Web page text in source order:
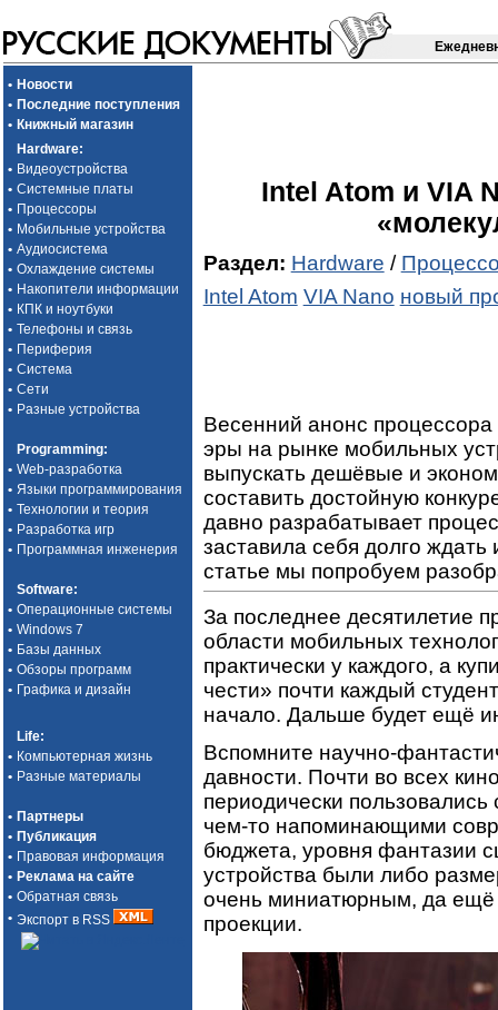
• Новости
• Последние поступления
• Книжный магазин
Hardware:
• Видеоустройства
• Системные платы
• Процессоры
• Мобильные устройства
• Аудиосистема
• Охлаждение системы
• Накопители информации
• КПК и ноутбуки
• Телефоны и связь
• Периферия
• Система
• Сети
• Разные устройства
Programming:
• Web-разработка
• Языки программирования
• Технологии и теория
• Разработка игр
• Программная инженерия
Software:
• Операционные системы
• Windows 7
• Базы данных
• Обзоры программ
• Графика и дизайн
Life:
• Компьютерная жизнь
• Разные материалы
• Партнеры
• Публикация
• Правовая информация
• Реклама на сайте
• Обратная связь
• Экспорт в RSS
Intel Atom и VIA
Раздел: Hardware /
Intel Atom VIA Nano новый
Весенний анонс
эры на рынке мобильных
выпускать дешёвые и
составить достойную
давно разрабатывает
заставила себя долго
статье мы попробуем
За последнее десятилетие
области мобильных
практически у каждого, а
чести» почти каждый
начало. Дальше будет ещё
Вспомните научно-
давности. Почти во всех
периодически
чем-то напоминающими
бюджета, уровня фантазии
устройства были либо
очень миниатюрным, да ещё
проекции.